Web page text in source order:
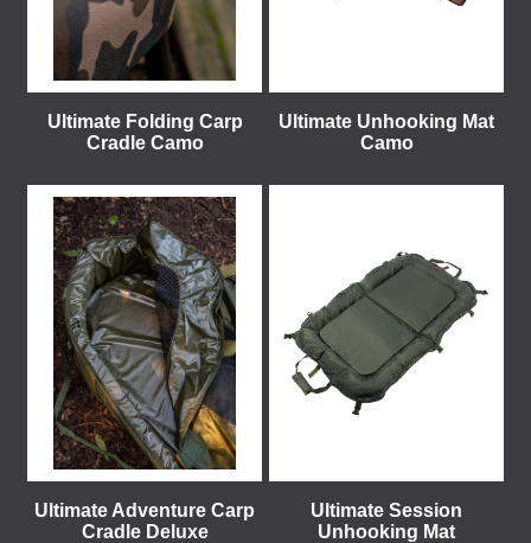
Ultimate Folding Carp
Cradle Camo
Ultimate Unhooking Mat
Camo
Ultimate Adventure Carp
Cradle Deluxe
Ultimate Session
Unhooking Mat